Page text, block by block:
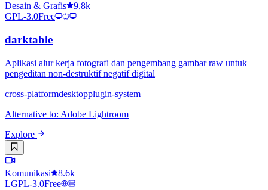
Desain & Grafis
9.8k
GPL-3.0Free
darktable
Aplikasi alur kerja fotografi dan pengembang gambar raw untuk
pengeditan non-destruktif negatif digital
cross-platformdesktopplugin-system
Alternative to: Adobe Lightroom
Explore
Komunikasi
8.6k
LGPL-3.0Free